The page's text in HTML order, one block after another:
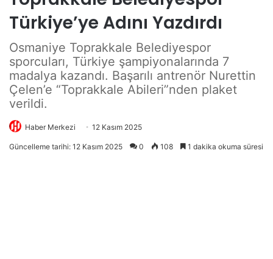
Türkiye’ye Adını Yazdırdı
Osmaniye Toprakkale Belediyespor
sporcuları, Türkiye şampiyonalarında 7
madalya kazandı. Başarılı antrenör Nurettin
Çelen’e “Toprakkale Abileri”nden plaket
verildi.
Haber Merkezi 12 Kasım 2025
Güncelleme tarihi: 12 Kasım 2025 0 108 1 dakika okuma süresi